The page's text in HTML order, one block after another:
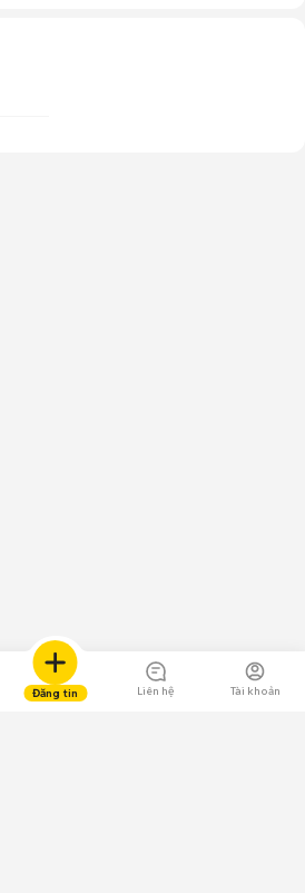
Đăng tin Liên hệ Tài khoản